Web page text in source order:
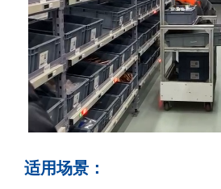
适用场景：